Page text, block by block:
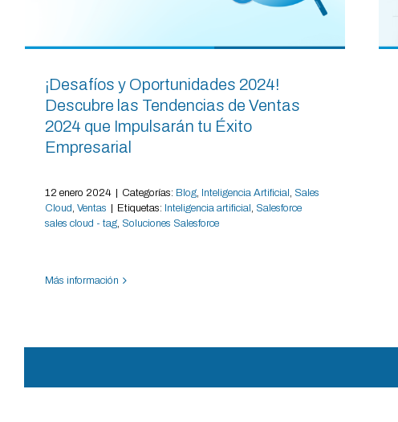
¡Desafíos y Oportunidades 2024!
Descubre las Tendencias de Ventas
2024 que Impulsarán tu Éxito
Empresarial
12 enero 2024 Categorías: Blog, Inteligencia Artificial , Sales
Cloud, Ventas Etiquetas: Inteligencia artificial , Salesforce
sales cloud - tag, Soluciones Salesforce
Más información